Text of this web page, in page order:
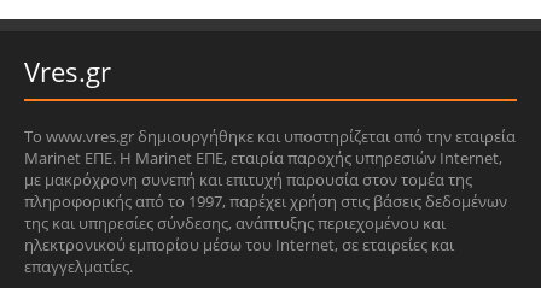
Vres.gr
Το www.vres.gr δημιουργήθηκε και υποστηρίζεται από την εταιρεία
Marinet ΕΠΕ. Η Marinet ΕΠΕ, εταιρία παροχής υπηρεσιών Internet,
με μακρόχρονη συνεπή και επιτυχή παρουσία στον τομέα της
πληροφορικής από το 1997, παρέχει χρήση στις βάσεις δεδομένων
της και υπηρεσίες σύνδεσης, ανάπτυξης περιεχομένου και
ηλεκτρονικού εμπορίου μέσω του Internet, σε εταιρείες και
επαγγελματίες.